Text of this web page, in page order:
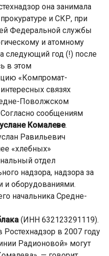
она занимала
и СКР, при
Федеральной службы
и атомному
следующий год (!) после
в этом
«Компромат-
связях
Поволжском
сообщениям
Комалеве.
Равильевич
«хлебных»
отдел
надзора, надзора за
оборудованиями.
начальника Средне-
(ИНН 632123291119).
в 2007 году
Радионовой» могут